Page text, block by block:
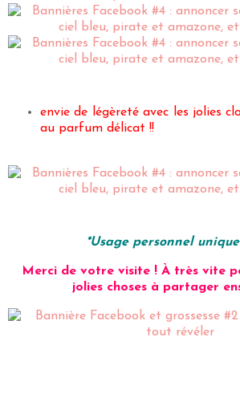
envie de légèreté avec les jolies
au parfum délicat !!
*Usage personnel
Merci de votre visite ! À très vite
jolies choses à partager